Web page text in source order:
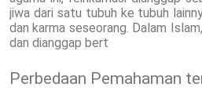
jiwa dari satu tubuh ke tubuh
dan karma seseorang. Dalam
dan dianggap bert
Perbedaan Pemahaman